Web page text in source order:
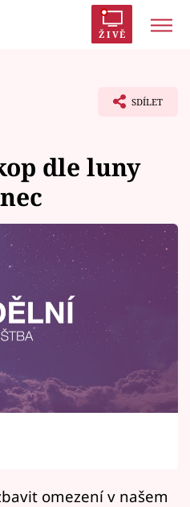
ŽIVĚ
Vary
SDÍLET
dle luny
omezení v našem